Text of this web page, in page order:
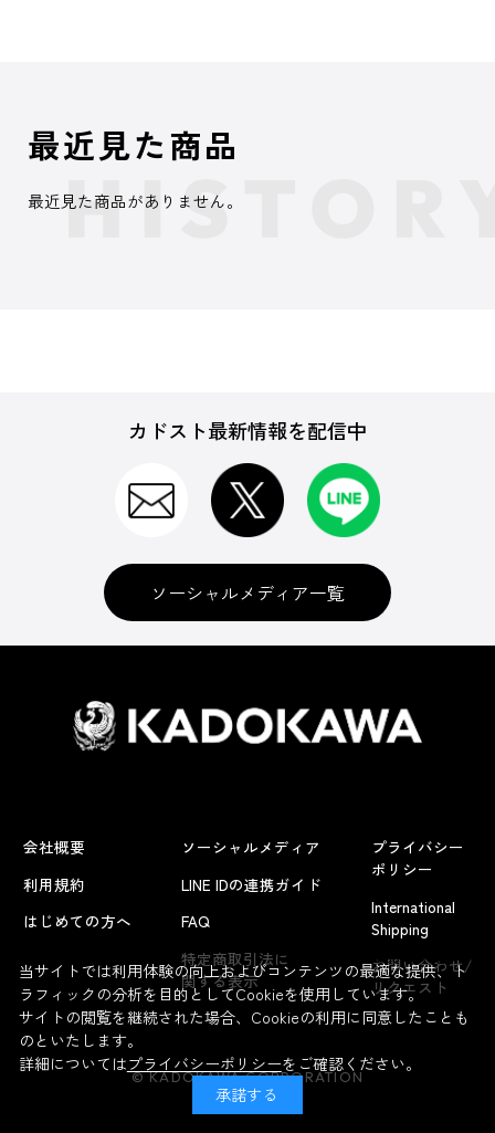
よくあるお問い合わせ
最近見た商品
最近見た商品がありません。
カドスト最新情報を配信中
ソーシャルメディア一覧
会社概要
利用規約
はじめての方へ
ソーシャルメディア
LINE IDの連携ガイド
FAQ
特定商取引法に
関する表示
プライバシー
ポリシー
International
Shipping
お問い合わせ/
リクエスト
© KADOKAWA CORPORATION
当サイトでは利用体験の向上およびコンテンツの最適な提供、ト
ラフィックの分析を目的としてCookieを使用しています。
サイトの閲覧を継続された場合、Cookieの利用に同意したことも
のといたします。
詳細についてはプライバシーポリシーをご確認ください。
承諾する